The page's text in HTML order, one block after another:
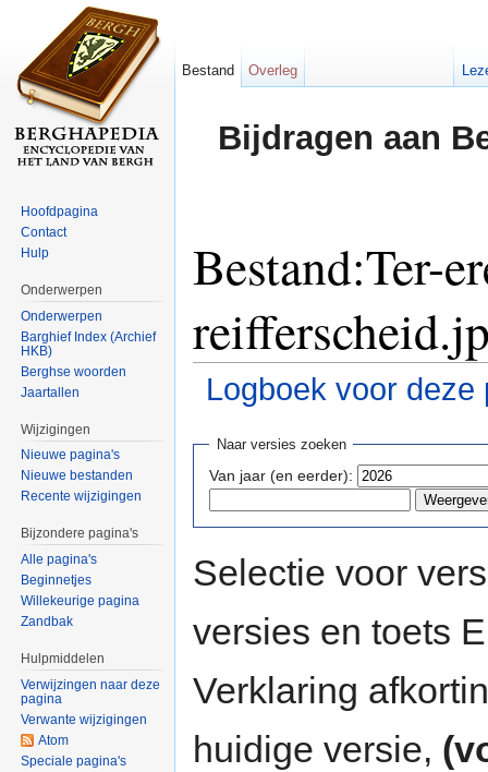
Bijdragen aan
Bestand:Ter-
Logboek voor deze
Naar versies zoeken
Van jaar (en eerder):
Selectie voor
versies en toets
Verklaring
huidige versie,
Bestand Overleg
Hoofdpagina
Contact
Hulp
Onderwerpen
Onderwerpen
Barghief Index (Archief
HKB)
Berghse woorden
Jaartallen
Wijzigingen
Nieuwe pagina's
Nieuwe bestanden
Recente wijzigingen
Bijzondere pagina's
Alle pagina's
Beginnetjes
Willekeurige pagina
Zandbak
Hulpmiddelen
Verwijzingen naar deze
pagina
Verwante wijzigingen
Atom
Speciale pagina's